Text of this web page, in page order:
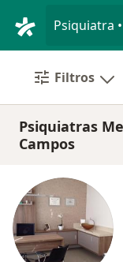
Filtros
Psiquiatras
Campos